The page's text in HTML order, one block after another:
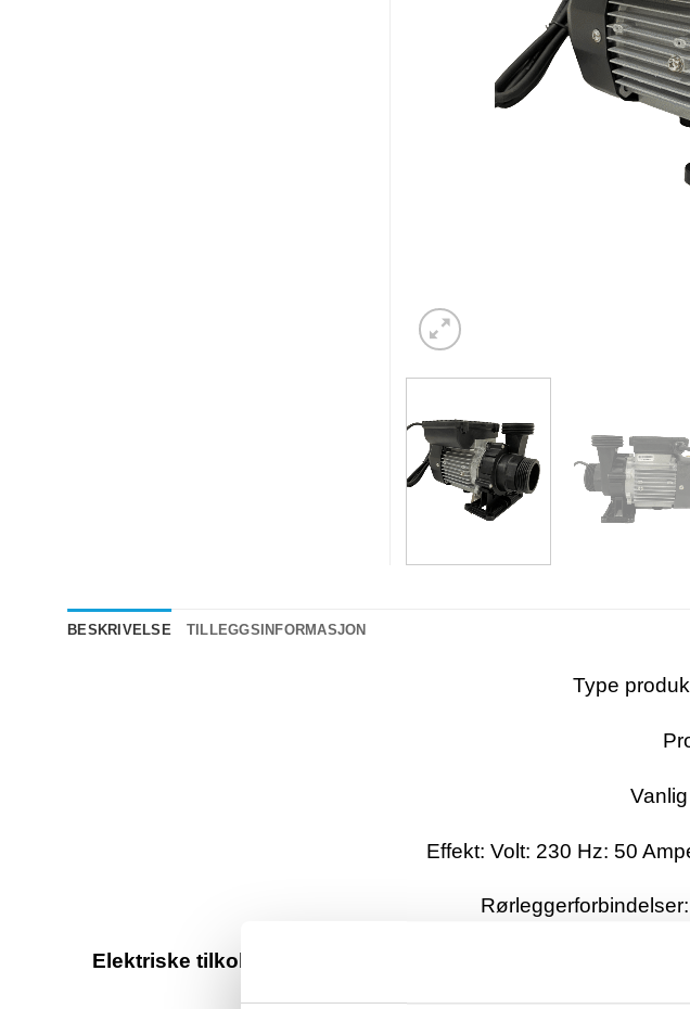
BESKRIVELSE TILLEGGSINFORMASJON
Type
Effekt: Volt: 230 Hz: 50
Elektriske tilkoblinger: I mange tilfeller blir pumpen levert